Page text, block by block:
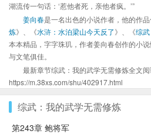
湖流传一句话：‘惹他者死，亲他者疯。’”
姜向春是一名出色的小说作者，他的作
炼》、《水浒：水泊梁山今天反了》、《综
本本精品，字字珠玑，作者姜向春创作的小
与文笔俱佳。
最新章节综武：我的武学无需修炼全文阅
https://m.38xs.com/shu/402917.html
综武：我的武学无需修炼
第243章 鲍将军